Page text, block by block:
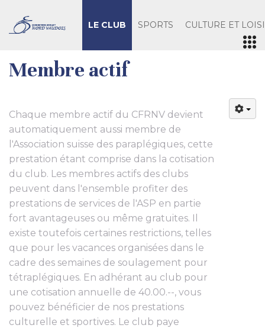
LE CLUB SPORTS CULTURE ET
Membre actif
Chaque membre actif du CFRNV devient
automatiquement aussi membre de
l'Association suisse des paraplégiques, cette
prestation étant comprise dans la cotisation
du club. Les membres actifs des clubs
peuvent dans l'ensemble profiter des
prestations de services de l'ASP en partie
fort avantageuses ou même gratuites. Il
existe toutefois certaines restrictions, telles
que pour les vacances organisées dans le
cadre des semaines de soulagement pour
tétraplégiques. En adhérant au club pour
une cotisation annuelle de 40.00.--, vous
pouvez bénéficier de nos prestations
culturelle et sportives. Le club paye